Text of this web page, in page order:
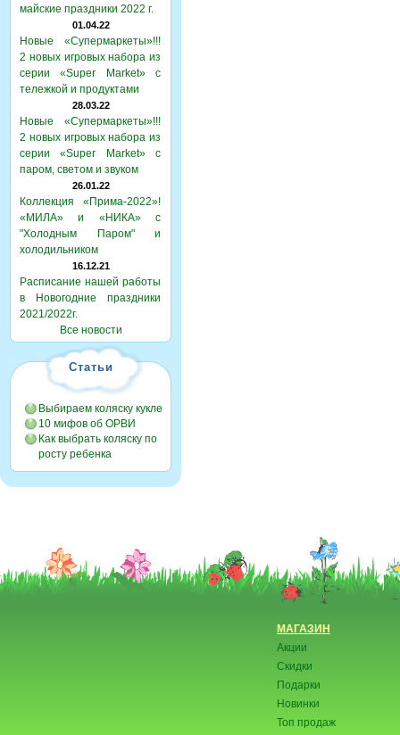
майские праздники 2022 г.
01.04.22
Новые «Супермаркеты»!!!
2 новых игровых набора из
серии «Super Market» с
тележкой и продуктами
28.03.22
Новые «Супермаркеты»!!!
2 новых игровых набора из
серии «Super Market» с
паром, светом и звуком
26.01.22
Коллекция «Прима-2022»!
«МИЛА» и «НИКА» с
"Холодным Паром" и
холодильником
16.12.21
Расписание нашей работы
в Новогодние праздники
2021/2022г.
Все новости
Статьи
Выбираем коляску кукле
10 мифов об ОРВИ
Как выбрать коляску по
росту ребенка
МАГАЗИН
Акции
Скидки
Подарки
Новинки
Топ продаж